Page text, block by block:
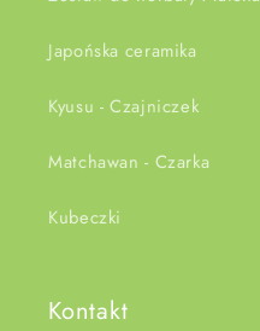
Japońska ceramika
Kyusu - Czajniczek
Matchawan - Czarka
Kubeczki
Kontakt